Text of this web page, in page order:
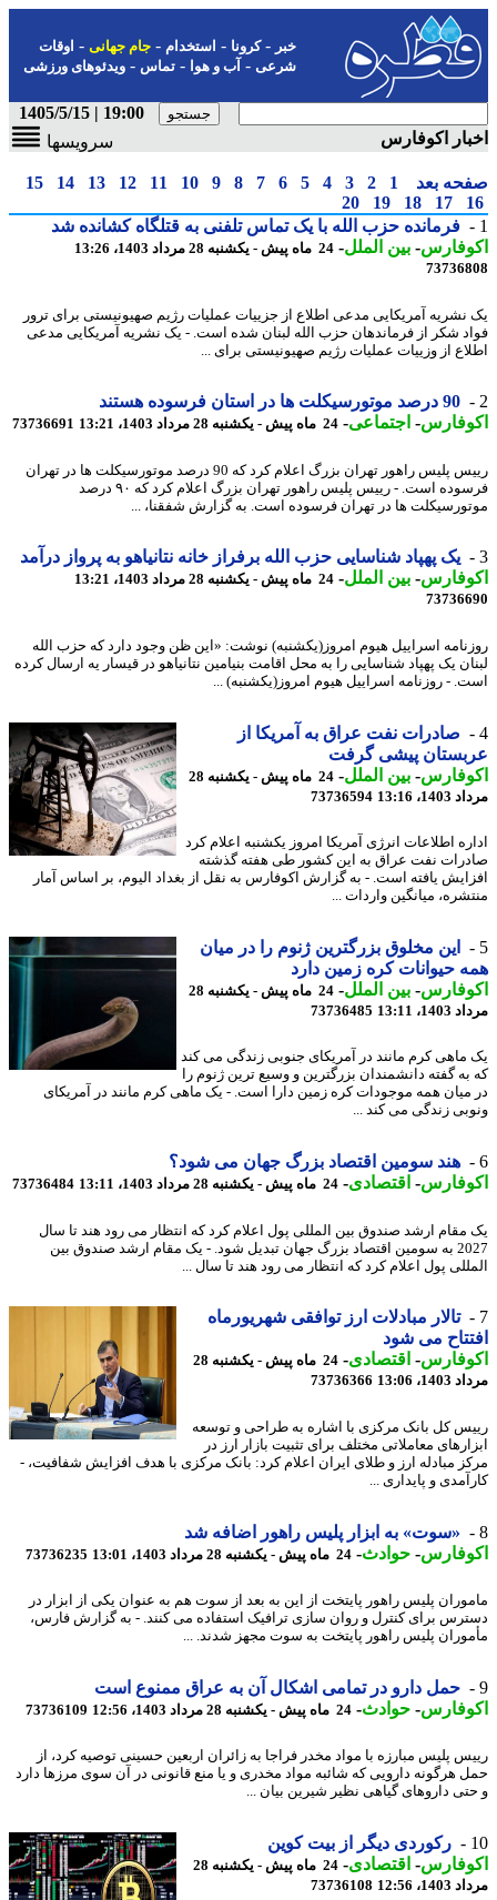
-کرونا-استخدام- جام جهانی-اوقات
شرعی-آب و هوا-تماس-ویدئوهای ورزشی
19:00 | 1405/5/15
اکوفارس
سرویسها
بعد 1
2
3
4
5
6
7
8
9
10
11
12
13
14
15
17
18
19
20
فرمانده حزب الله با یک تماس تلفنی به قتلگاه کشانده شد
-بین الملل-24 ماه پیش - یکشنبه 28 مرداد 1403، 13:26
آمریکایی مدعی اطلاع از جزییات عملیات رژیم صهیونیستی برای ترور
شکر از فرماندهان حزب الله لبنان شده است. - یک نشریه آمریکایی مدعی
از وزییات عملیات رژیم صهیونیستی برای ...
90 درصد موتورسیکلت ها در استان فرسوده هستند
-اجتماعی-24 ماه پیش - یکشنبه 28 مرداد 1403، 13:21 73736691
رییس پلیس راهور تهران بزرگ اعلام کرد که 90 درصد موتورسیکلت ها در تهران
فرسوده است. - رییس پلیس راهور تهران بزرگ اعلام کرد که ۹۰ درصد
ها در تهران فرسوده است. به گزارش شفقنا، ...
یک پهپاد شناسایی حزب الله برفراز خانه نتانیاهو به پرواز درآمد
-بین الملل-24 ماه پیش - یکشنبه 28 مرداد 1403، 13:21
اسراییل هیوم امروز(یکشنبه) نوشت: «این ظن وجود دارد که حزب الله
یک پهپاد شناسایی را به محل اقامت بنیامین نتانیاهو در قیسار یه ارسال کرده
- روزنامه اسراییل هیوم امروز(یکشنبه) ...
صادرات نفت عراق به آمریکا از
پیشی گرفت
-بین الملل-
24 ماه پیش - یکشنبه 28
13:16
73736594
اطلاعات انرژی آمریکا امروز یکشنبه اعلام کرد
نفت عراق به این کشور طی هفته گذشته
یافته است. - به گزارش اکوفارس به نقل از بغداد الیوم، بر اساس آمار
میانگین واردات ...
این مخلوق بزرگترین ژنوم را در میان
حیوانات کره زمین دارد
-بین الملل-
24 ماه پیش - یکشنبه 28
13:11
73736485
کرم مانند در آمریکای جنوبی زندگی می کند
گفته دانشمندان بزرگترین و وسیع ترین ژنوم را
همه موجودات کره زمین دارا است. - یک ماهی کرم مانند در آمریکای
زندگی می کند ...
هند سومین اقتصاد بزرگ جهان می شود؟
-اقتصادی-24 ماه پیش - یکشنبه 28 مرداد 1403، 13:11 73736484
ارشد صندوق بین المللی پول اعلام کرد که انتظار می رود هند تا سال
2027 به سومین اقتصاد بزرگ جهان تبدیل شود. - یک مقام ارشد صندوق بین
پول اعلام کرد که انتظار می رود هند تا سال ...
تالار مبادلات ارز توافقی شهریورماه
می شود
-اقتصادی-
24 ماه پیش - یکشنبه 28
13:06
73736366
کل بانک مرکزی با اشاره به طراحی و توسعه
معاملاتی مختلف برای تثبیت بازار ارز در
مبادله ارز و طلای ایران اعلام کرد: بانک مرکزی با هدف افزایش شفافیت، -
و پایداری ...
«سوت» به ابزار پلیس راهور اضافه شد
-حوادث -24 ماه پیش - یکشنبه 28 مرداد 1403، 13:01 73736235
پلیس راهور پایتخت از این به بعد از سوت هم به عنوان یکی از ابزار در
برای کنترل و روان سازی ترافیک استفاده می کنند. - به گزارش فارس،
پلیس راهور پایتخت به سوت مجهز شدند. ...
حمل دارو در تمامی اشکال آن به عراق ممنوع است
-حوادث -24 ماه پیش - یکشنبه 28 مرداد 1403، 12:56 73736109
پلیس مبارزه با مواد مخدر فراجا به زائران اربعین حسینی توصیه کرد، از
هرگونه دارویی که شائبه مواد مخدری و یا منع قانونی در آن سوی مرزها دارد
داروهای گیاهی نظیر شیرین بیان ...
رکوردی دیگر از بیت کوین
-اقتصادی-
24 ماه پیش - یکشنبه 28
12:56
73736108